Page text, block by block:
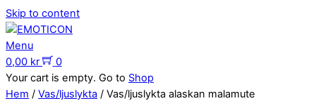
Skip to content
Menu
0,00 kr
0
Your cart is empty. Go to Shop
Hem / Vas/ljuslykta / Vas/ljuslykta alaskan malamute